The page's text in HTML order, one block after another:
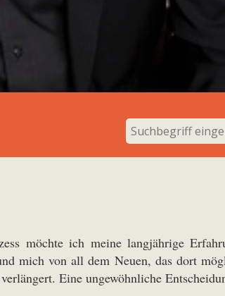
möchte ich meine langjährige
mich von all dem Neuen, das dort
Eine ungewöhnliche